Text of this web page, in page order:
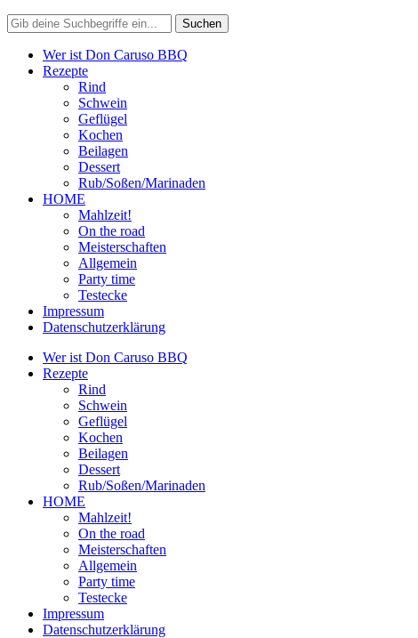
Wer ist Don Caruso BBQ
Rezepte
Rind
Schwein
Geflügel
Kochen
Beilagen
Dessert
Rub/Soßen/Marinaden
HOME
Mahlzeit!
On the road
Meisterschaften
Allgemein
Party time
Testecke
Impressum
Datenschutzerklärung
Wer ist Don Caruso BBQ
Rezepte
Rind
Schwein
Geflügel
Kochen
Beilagen
Dessert
Rub/Soßen/Marinaden
HOME
Mahlzeit!
On the road
Meisterschaften
Allgemein
Party time
Testecke
Impressum
Datenschutzerklärung